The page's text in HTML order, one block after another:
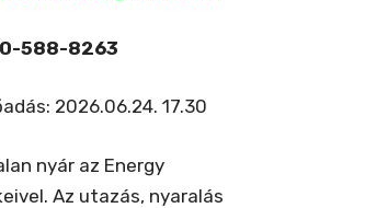
588-8263
2026.06.24. 17.30
nyár az Energy
Az utazás, nyaralás